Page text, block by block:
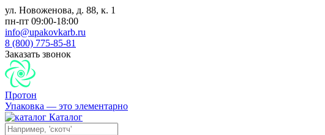
ул. Новоженова, д. 88, к. 1
пн-пт 09:00-18:00
info@upakovkarb.ru
8 (800) 775-85-81
Заказать звонок
Протон
Упаковка — это элементарно
Каталог